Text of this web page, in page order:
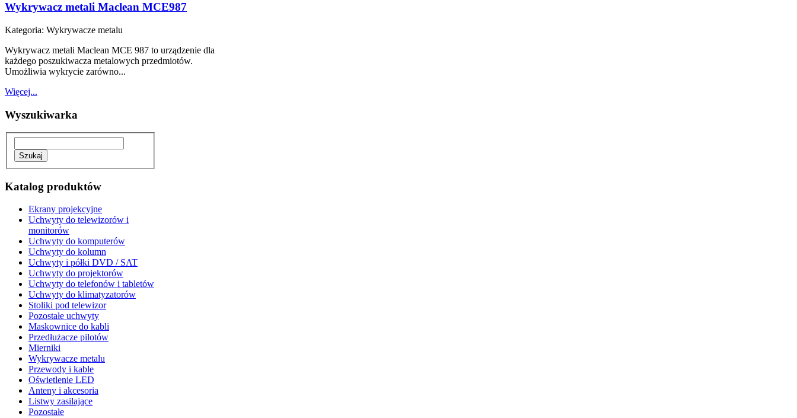
Wykrywacz metali Maclean MCE987
Kategoria: Wykrywacze metalu
Wykrywacz metali Maclean MCE 987 to urządzenie dla
każdego poszukiwacza metalowych przedmiotów.
Umożliwia wykrycie zarówno...
Więcej...
Wyszukiwarka
Katalog produktów
Ekrany projekcyjne
Uchwyty do telewizorów i
monitorów
Uchwyty do komputerów
Uchwyty do kolumn
Uchwyty i półki DVD / SAT
Uchwyty do projektorów
Uchwyty do telefonów i tabletów
Uchwyty do klimatyzatorów
Stoliki pod telewizor
Pozostałe uchwyty
Maskownice do kabli
Przedłużacze pilotów
Mierniki
Wykrywacze metalu
Przewody i kable
Oświetlenie LED
Anteny i akcesoria
Listwy zasilające
Pozostałe